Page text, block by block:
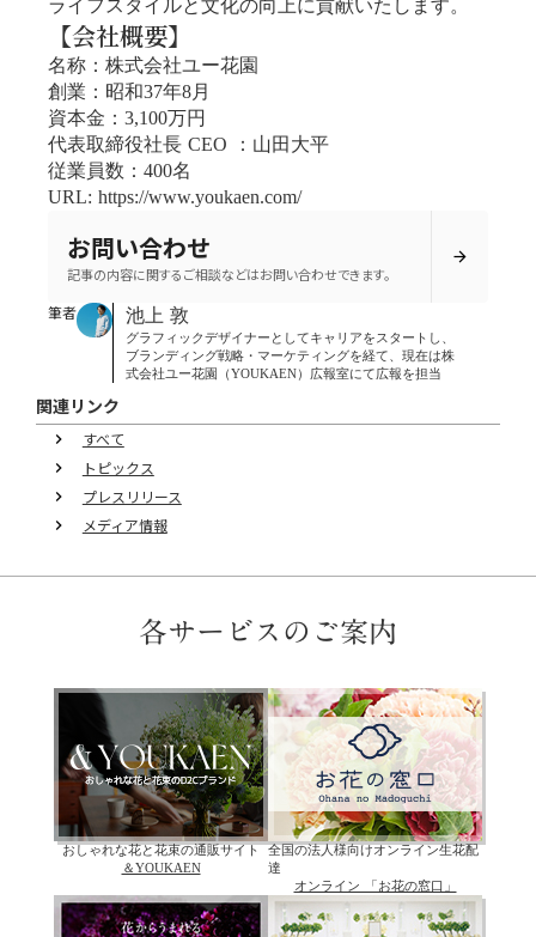
ライフスタイルと文化の向上に貢献いたします。
【会社概要】
名称：株式会社ユー花園
創業：昭和37年8月
資本金：3,100万円
代表取締役社長 CEO ：山田大平
従業員数：400名
URL: https://www.youkaen.com/
お問い合わせ
記事の内容に関するご相談などはお問い合わせできます。
arrow_forward
筆者 池上 敦
グラフィックデザイナーとしてキャリアをスタートし、
ブランディング戦略・マーケティングを経て、現在は株
式会社ユー花園（YOUKAEN）広報室にて広報を担当
関連リンク
keyboard_arrow_right すべて
keyboard_arrow_right トピックス
keyboard_arrow_right プレスリリース
keyboard_arrow_right メディア情報
各サービスのご案内
おしゃれな花と花束の通販サイト
＆YOUKAEN
全国の法人様向けオンライン生花配
達
オンライン 「お花の窓口」